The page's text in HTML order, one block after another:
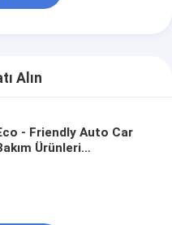
Alın
- Friendly Auto Car
Ürünleri